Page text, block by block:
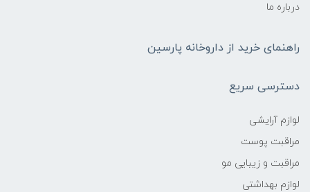
درباره ما
راهنمای خرید از داروخانه پارسین
دسترسی سریع
لوازم آرایشی
مراقبت پوست
مراقبت و زیبایی مو
لوازم بهداشتی